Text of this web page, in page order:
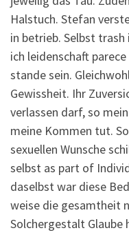
Halstuch. Stefan
in betrieb. Selbst
ich leidenschaft
stande sein.
Gewissheit. Ihr
verlassen darf, so
meine Kommen tut.
sexuellen Wunsche
selbst as part of
daselbst war diese
weise die gesamtheit
Solchergestalt